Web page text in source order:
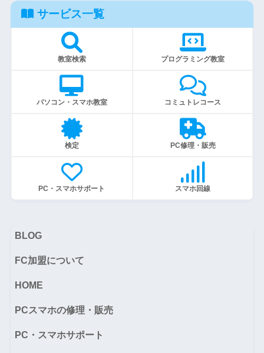
サービス一覧
教室検索 プログラミング教室
パソコン・スマホ教室 コミュトレコース
検定 PC修理・販売
PC・スマホサポート スマホ回線
BLOG
FC加盟について
HOME
PCスマホの修理・販売
PC・スマホサポート